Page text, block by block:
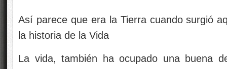
Así parece que era la Tierra cuando surgió
la historia de la Vida
La vida, también ha ocupado una buena